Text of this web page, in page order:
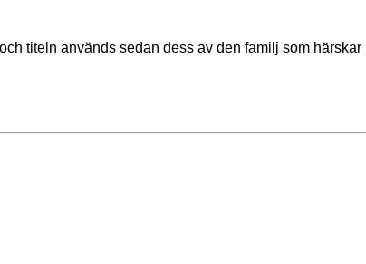
titeln används sedan dess av den familj som härskar